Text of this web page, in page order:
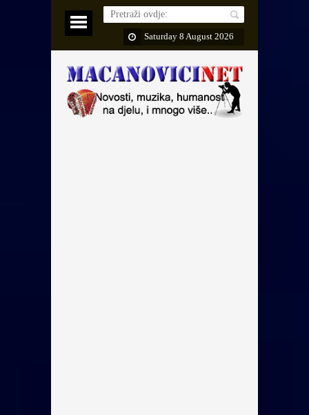
Saturday 8 August 2026